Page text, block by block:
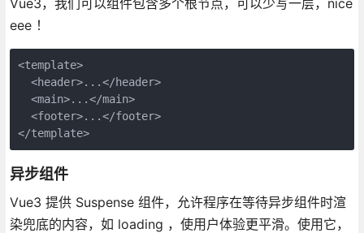
eee ！
<template>
  <header>...</header>
  <main>...</main>
  <footer>...</footer>
</template>
异步组件
Vue3 提供 Suspense 组件，允许程序在等待异步组件时渲
染兜底的内容，如 loading ，使用户体验更平滑。使用它，